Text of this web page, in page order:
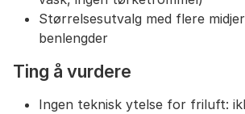
Størrelsesutvalg med flere
benlengder
Ting å vurdere
Ingen teknisk ytelse for friluft: